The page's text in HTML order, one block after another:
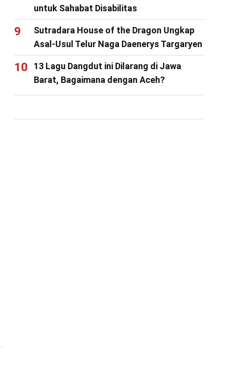
untuk Sahabat Disabilitas
Sutradara House of the Dragon Ungkap
Asal-Usul Telur Naga Daenerys Targaryen
13 Lagu Dangdut ini Dilarang di Jawa
Barat, Bagaimana dengan Aceh?